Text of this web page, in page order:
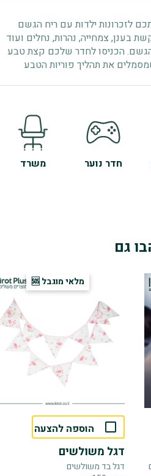
לזכרונות ילדות עם ריח הגשם
בענן, צמחייה, נהרות, נחלים ועוד
הכניסו לחדר שלכם קצת טבע
את תהליך פוריות הטבע
חדר נוער משרד
גם
מלאי מוגבל 🆘
הוספה להצעה
דגל משולשים
דגל בד משולשים